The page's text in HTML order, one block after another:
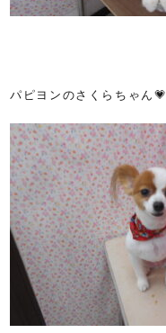
パピヨンのさくらちゃん💗